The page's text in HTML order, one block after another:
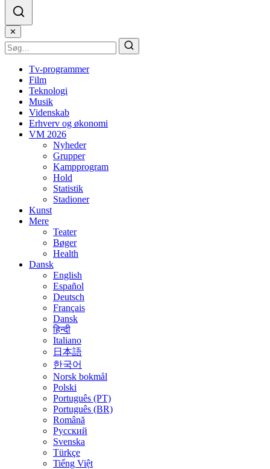
✕
Tv-programmer
Film
Teknologi
Musik
Videnskab
Erhverv og økonomi
VM 2026
Nyheder
Grupper
Kampprogram
Hold
Statistik
Stadioner
Kunst
Mere
Teater
Bøger
Health
Dansk
English
Español
Deutsch
Français
Dansk
हिन्दी
Italiano
日本語
한국어
Norsk bokmål
Polski
Português (PT)
Português (BR)
Română
Русский
Svenska
Türkçe
Tiếng Việt